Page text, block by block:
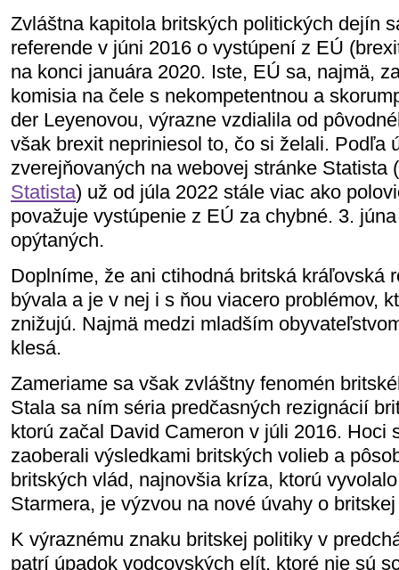
Zvláštna kapitola britských politických dejín
referende v júni 2016 o vystúpení z EÚ
na konci januára 2020. Iste, EÚ sa, najmä,
komisia na čele s nekompetentnou a
der Leyenovou, výrazne vzdialila od
však brexit nepriniesol to, čo si želali. Podľa
zverejňovaných na webovej stránke Statista (
Statista) už od júla 2022 stále viac ako
považuje vystúpenie z EÚ za chybné. 3.
opýtaných.
Doplníme, že ani ctihodná britská kráľovská
bývala a je v nej i s ňou viacero problémov,
znižujú. Najmä medzi mladším
klesá.
Zameriame sa však zvláštny fenomén
Stala sa ním séria predčasných rezignácií
ktorú začal David Cameron v júli 2016. Hoci
zaoberali výsledkami britských volieb a
britských vlád, najnovšia kríza, ktorú
Starmera, je výzvou na nové úvahy o
K výraznému znaku britskej politiky v
patrí úpadok vodcovských elít, ktoré nie sú